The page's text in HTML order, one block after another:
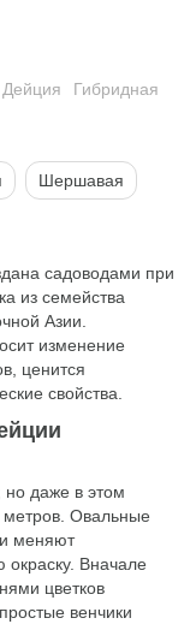
Дейция Гибридная
Шершавая
садоводами при
из семейства
Азии.
изменение
ценится
свойства.
но даже в этом
метров. Овальные
меняют
Вначале
цветков
венчики